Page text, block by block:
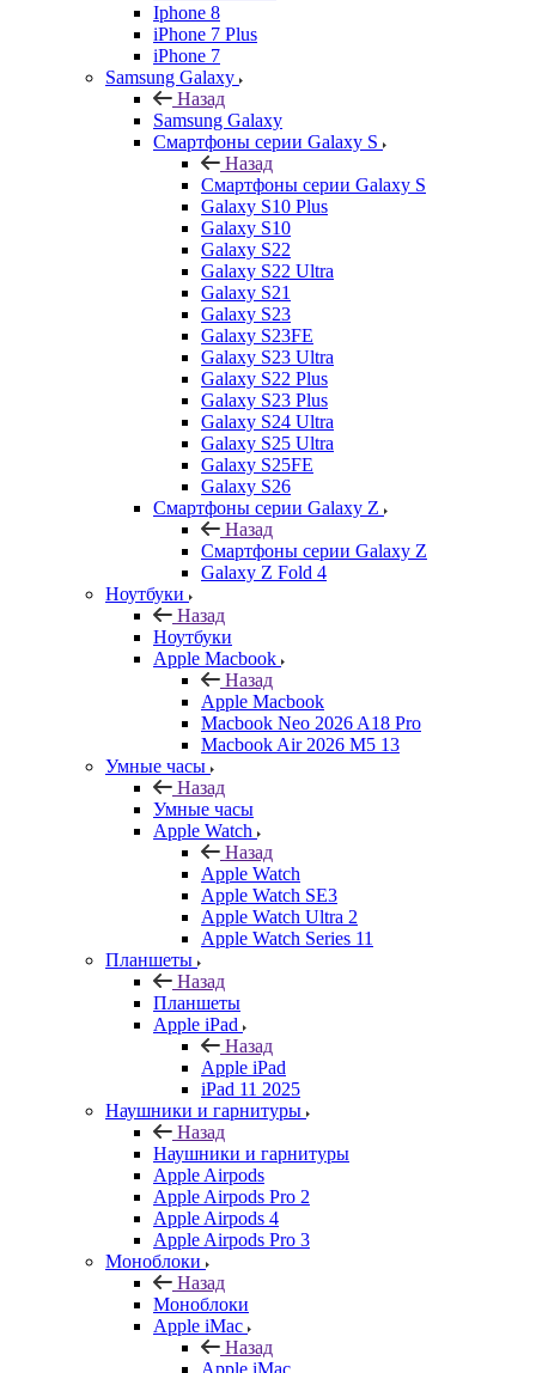
Iphone 8
iPhone 7 Plus
iPhone 7
Samsung Galaxy
Назад
Samsung Galaxy
Смартфоны серии Galaxy S
Назад
Смартфоны серии Galaxy S
Galaxy S10 Plus
Galaxy S10
Galaxy S22
Galaxy S22 Ultra
Galaxy S21
Galaxy S23
Galaxy S23FE
Galaxy S23 Ultra
Galaxy S22 Plus
Galaxy S23 Plus
Galaxy S24 Ultra
Galaxy S25 Ultra
Galaxy S25FE
Galaxy S26
Смартфоны серии Galaxy Z
Назад
Смартфоны серии Galaxy Z
Galaxy Z Fold 4
Ноутбуки
Назад
Ноутбуки
Apple Macbook
Назад
Apple Macbook
Macbook Neo 2026 A18 Pro
Macbook Air 2026 M5 13
Умные часы
Назад
Умные часы
Apple Watch
Назад
Apple Watch
Apple Watch SE3
Apple Watch Ultra 2
Apple Watch Series 11
Планшеты
Назад
Планшеты
Apple iPad
Назад
Apple iPad
iPad 11 2025
Наушники и гарнитуры
Назад
Наушники и гарнитуры
Apple Airpods
Apple Airpods Pro 2
Apple Airpods 4
Apple Airpods Pro 3
Моноблоки
Назад
Моноблоки
Apple iMac
Назад
Apple iMac